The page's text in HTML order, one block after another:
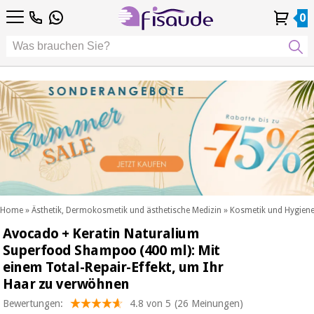
Konto
Bestellungen
4,8 4,8
Technologien
Fisaude-
Anlass
SUMMER
SALE
Unsere
Kinefis-
Produkte
Physiotherapie
Podologie
ästhetik,
dermokosmetik
und
ästhetische
medizin
Wellness,
lebensqualität
und
körperpflege
Zahnmedizin
Medizinische
ausrüstung
DE
FR
0
Home » Ästhetik, Dermokosmetik und ästhetische Medizin » Kosmetik und
Konto
Bestellungen
4,8
Technologien
Fisaude-
Anlass
SUMMER
SALE
Unsere
Kinefis-
Physiotherapie
ästhetik,
dermokosmetik
und ästhetische
medizin
Wellness,
lebensqualität
körperpflege
Zahnmedizin
DE
FR
Avocado + Keratin Naturalium
Superfood Shampoo (400 ml): Mit
einem Total-Repair-Effekt, um Ihr
Haar zu verwöhnen
Bewertungen: 4.8 von 5 (26 Meinungen)